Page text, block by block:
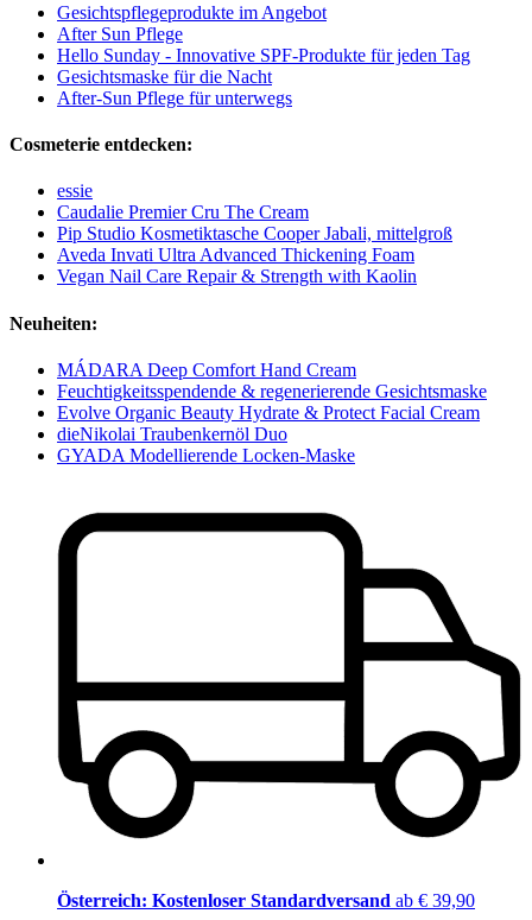
Gesichtspflegeprodukte im Angebot
After Sun Pflege
Hello Sunday - Innovative SPF-Produkte für jeden Tag
Gesichtsmaske für die Nacht
After-Sun Pflege für unterwegs
Cosmeterie entdecken:
essie
Caudalie Premier Cru The Cream
Pip Studio Kosmetiktasche Cooper Jabali, mittelgroß
Aveda Invati Ultra Advanced Thickening Foam
Vegan Nail Care Repair & Strength with Kaolin
Neuheiten:
MÁDARA Deep Comfort Hand Cream
Feuchtigkeitsspendende & regenerierende Gesichtsmaske
Evolve Organic Beauty Hydrate & Protect Facial Cream
dieNikolai Traubenkernöl Duo
GYADA Modellierende Locken-Maske
Österreich: Kostenloser Standardversand ab € 39,90